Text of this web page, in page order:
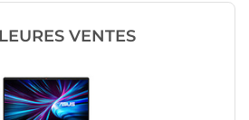
VENTES